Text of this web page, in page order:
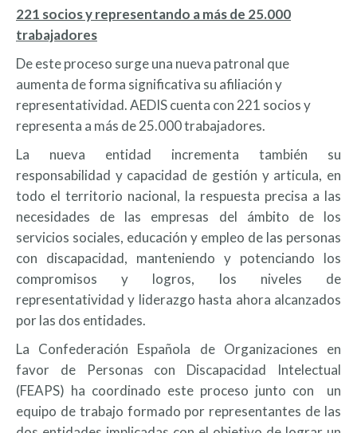
221 socios y representando a más de 25.000
trabajadores
De este proceso surge una nueva patronal que
aumenta de forma significativa su afiliación y
representatividad. AEDIS cuenta con 221 socios y
representa a más de 25.000 trabajadores.
La nueva entidad incrementa también su
responsabilidad y capacidad de gestión y articula, en
todo el territorio nacional, la respuesta precisa a las
necesidades de las empresas del ámbito de los
servicios sociales, educación y empleo de las personas
con discapacidad, manteniendo y potenciando los
compromisos y logros, los niveles de
representatividad y liderazgo hasta ahora alcanzados
por las dos entidades.
La Confederación Española de Organizaciones en
favor de Personas con Discapacidad Intelectual
(FEAPS) ha coordinado este proceso junto con un
equipo de trabajo formado por representantes de las